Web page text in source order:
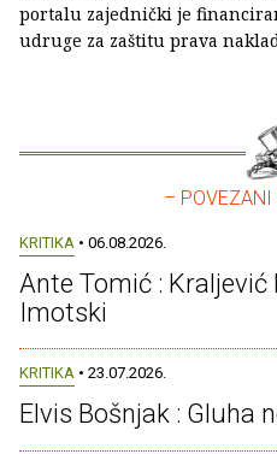
portalu zajednički je
udruge za zaštitu prava
–
KRITIKA • 06.08.2026.
Ante Tomić :
Imotski
KRITIKA • 23.07.2026.
Elvis Bošnjak : Gluha